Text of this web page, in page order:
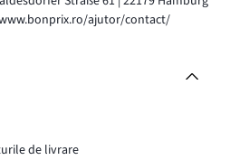
ajutor/contact/
de livrare